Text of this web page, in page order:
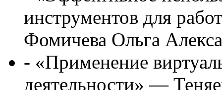
инструментов для
Фомичева Ольга
- «Применение
деятельности» —